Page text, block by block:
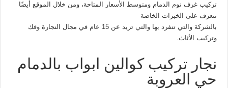
تركيب غرف نوم الدمام ومتوسط الأسعار المتاحة، ومن خلال الموقع أيضًا
تتعرف على الخبرات الخاصة
بالشركة والتي تنفرد بها والتي تزيد عن 15 عام في مجال النجارة وفك
وتركيب الأثاث.
نجار تركيب كوالين ابواب بالدمام
حي العروبة